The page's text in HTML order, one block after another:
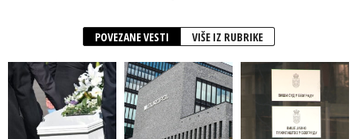
POVEZANE VESTI VIŠE IZ RUBRIKE